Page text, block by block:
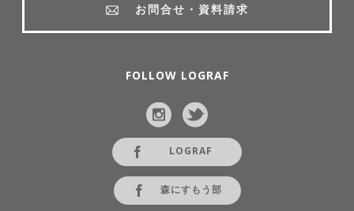
お問合せ・資料請求
FOLLOW LOGRAF
LOGRAF
森にすもう部